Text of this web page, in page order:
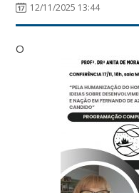
12/11/2025 13:44
O